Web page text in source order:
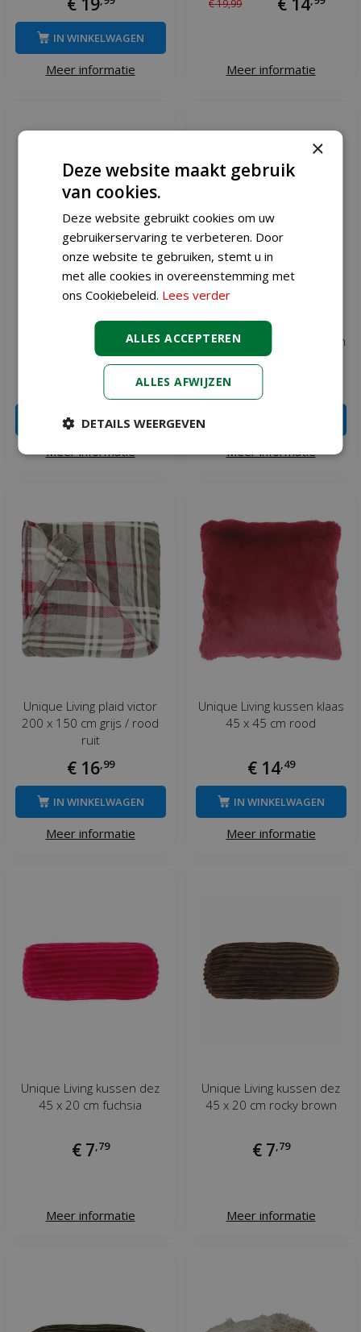
Meer informatie
IN WINKELWAGEN
€19,99
Meer informatie
Unique Living kussen liebe
45 x 45 cm taupe
Meer informatie
IN WINKELWAGEN
Unique Living plaid victor
200 x 150 cm donkergroen
ruit
Meer informatie
Unique Living plaid victor
200 x 150 cm grijs / rood
ruit
€ 16 99
Meer informatie
IN WINKELWAGEN
Unique Living kussen klaas
45 x 45 cm rood
€ 14 49
Meer informatie
IN WINKELWAGEN
Unique Living kussen dez
45 x 20 cm fuchsia
€ 7 79
Meer informatie
Unique Living kussen dez
45 x 20 cm rocky brown
€ 7 79
Meer informatie
×
Deze website maakt gebruik
van cookies.
Deze website gebruikt cookies om uw
gebruikerservaring te verbeteren. Door
onze website te gebruiken, stemt u in
met alle cookies in overeenstemming met
ons Cookiebeleid. Lees verder
ALLES ACCEPTEREN
ALLES AFWIJZEN
DETAILS WEERGEVEN